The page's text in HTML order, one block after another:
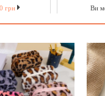
грн Ви